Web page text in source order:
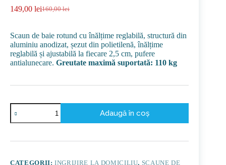
160,00lei
Prețul
a
fost:
160,00 lei.
149,00 leiPrețul
este:
149,00 lei.
Scaun de baie rotund cu înălțime reglabilă, structură din
aluminiu anodizat, șezut din polietilenă, înălțime
reglabilă și ajustabilă la fiecare 2,5 cm, pufere
antialunecare. Greutate maximă suportată: 110 kg
Cantitate
Scaun
de
rotund
Adaugă în coș
CATEGORII:INGRIJIRE LA DOMICILIU, SCAUNE DE